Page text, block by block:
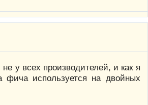
не у всех производителей, и как я
фича используется на двойных